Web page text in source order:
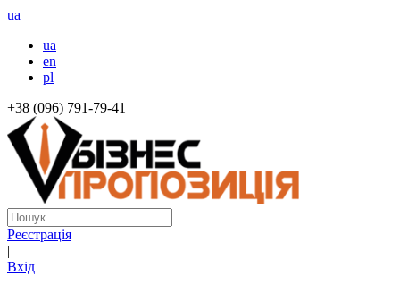
ua
ua
en
pl
+38 (096) 791-79-41
Реєстрація
|
Вхід